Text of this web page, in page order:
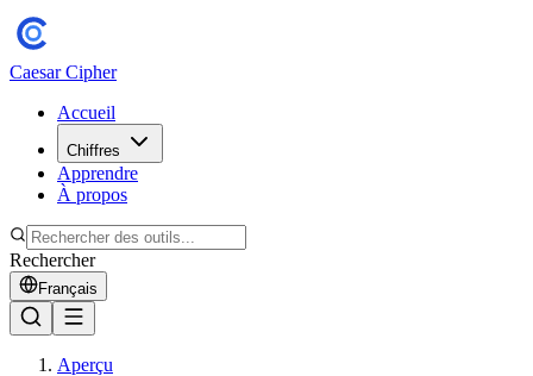
Caesar Cipher
Accueil
Chiffres
Apprendre
À propos
Rechercher
Français
Aperçu